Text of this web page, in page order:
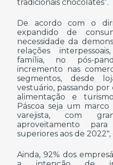
tradicionais chocolates”.
De acordo com o
expandido de
necessidade da
relações
família, no pós-
incremento nas
segmentos, desde
vestuário, passando
alimentação e
Páscoa seja um
varejista, com
aproveitamento
superiores aos de 2022″,
Ainda, 92% dos